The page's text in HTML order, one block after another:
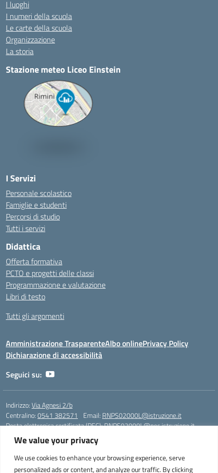
We value your privacy
We use cookies to enhance your browsing experience, serve
personalized ads or content, and analyze our traffic. By clicking
I luoghi
I numeri della scuola
Le carte della scuola
Organizzazione
La storia
Stazione meteo Liceo Einstein
I Servizi
Personale scolastico
Famiglie e studenti
Percorsi di studio
Tutti i servizi
Didattica
Offerta formativa
PCTO e progetti delle classi
Programmazione e valutazione
Libri di testo
Tutti gli argomenti
Amministrazione TrasparenteAlbo onlinePrivacy Policy
Dichiarazione di accessibilità
Seguici su:
Indirizzo:Via Agnesi 2/b
Centralino:0541 382571 Email: RNPS02000L@istruzione.it
Posta elettronica certificata (PEC):RNPS02000L@pec.istruzione.it
Codice fiscale: 82009530401
Codice meccanografico: RNPS02000L